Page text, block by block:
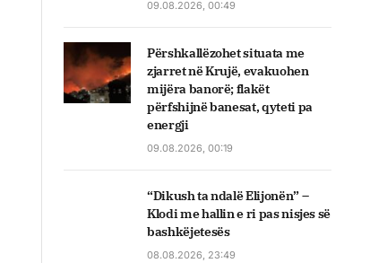
09.08.2026, 00:49
Përshkallëzohet situata me
zjarret në Krujë, evakuohen
mijëra banorë; flakët
përfshijnë banesat, qyteti pa
energji
09.08.2026, 00:19
“Dikush ta ndalë Elijonën” –
Klodi me hallin e ri pas nisjes së
bashkëjetesës
08.08.2026, 23:49